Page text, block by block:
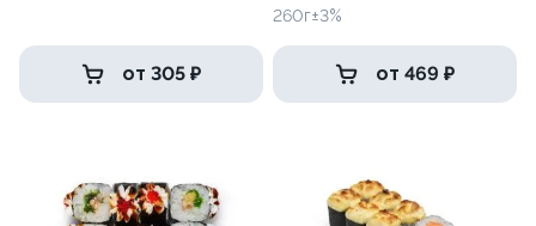
от 305 ₽
260г±3%
от 469 ₽